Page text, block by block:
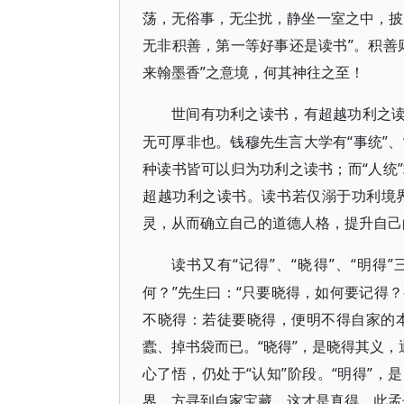
荡，无俗事，无尘扰，静坐一室之中，
无非积善，第一等好事还是读书”。积
来翰墨香”之意境，何其神往之至！
世间有功利之读书，有超越功利之
无可厚非也。钱穆先生言大学有“事统”
种读书皆可以归为功利之读书；而“人
超越功利之读书。读书若仅溺于功利
灵，从而确立自己的道德人格，提升自
读书又有“记得”、“晓得”、“明得
何？”先生曰：“只要晓得，如何要记得
不晓得：若徒要晓得，便明不得自家的
蠹、掉书袋而已。“晓得”，是晓得其义
心了悟，仍处于“认知”阶段。“明得”，